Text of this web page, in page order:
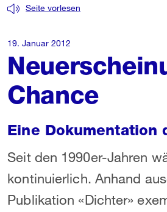
Chance
Seite vorlesen
Eine Dokumentation
Seit den 1990er-Jahren
kontinuierlich. Anhand
Publikation «Dichter»
19. Januar 2012